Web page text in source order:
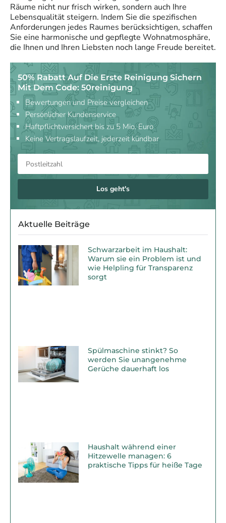
Räume nicht nur frisch wirken, sondern auch Ihre
Lebensqualität steigern. Indem Sie die spezifischen
Anforderungen jedes Raumes berücksichtigen, schaffen
Sie eine harmonische und gepflegte Wohnatmosphäre,
die Ihnen und Ihren Liebsten noch lange Freude bereitet.
50% Rabatt Auf Die Erste Reinigung Sichern
Mit Dem Code: 50reinigung
Bewertungen und Preise vergleichen
Persönlicher Kundenservice
Haftpflichtversichert bis zu 5 Mio. Euro
Keine Vertragslaufzeit, jederzeit kündbar
Los geht's
Aktuelle Beiträge
Schwarzarbeit im Haushalt:
Warum sie ein Problem ist und
wie Helpling für Transparenz
sorgt
Spülmaschine stinkt? So
werden Sie unangenehme
Gerüche dauerhaft los
Haushalt während einer
Hitzewelle managen: 6
praktische Tipps für heiße Tage